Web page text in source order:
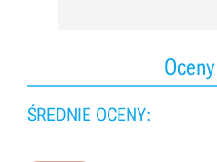
ŚREDNIE OCENY: